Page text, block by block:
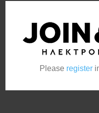
Please register
Klint